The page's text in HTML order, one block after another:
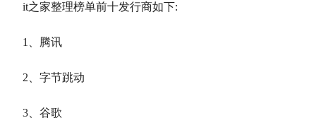
it之家整理榜单前十发行商如下:
1、腾讯
2、字节跳动
3、谷歌